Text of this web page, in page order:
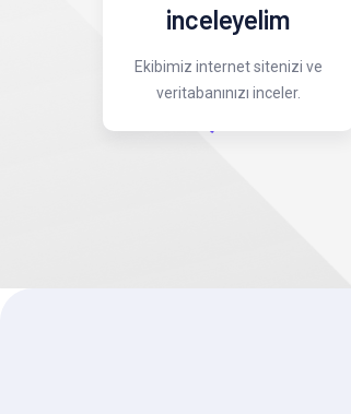
inceleyelim
Ekibimiz internet sitenizi ve
veritabanınızı inceler.